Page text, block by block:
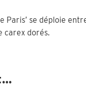
Paris’ se déploie
carex dorés.